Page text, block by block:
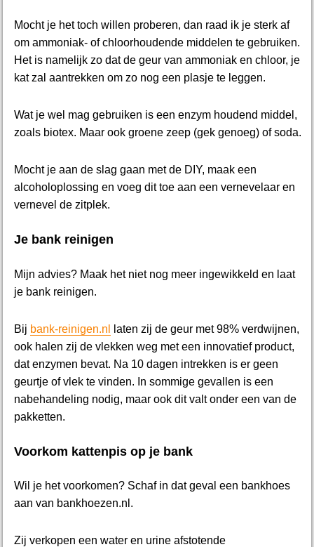
Mocht je het toch willen proberen, dan raad ik je sterk af
om ammoniak- of chloorhoudende middelen te gebruiken.
Het is namelijk zo dat de geur van ammoniak en chloor, je
kat zal aantrekken om zo nog een plasje te leggen.
Wat je wel mag gebruiken is een enzym houdend middel,
zoals biotex. Maar ook groene zeep (gek genoeg) of soda.
Mocht je aan de slag gaan met de DIY, maak een
alcoholoplossing en voeg dit toe aan een vernevelaar en
vernevel de zitplek.
Je bank reinigen
Mijn advies? Maak het niet nog meer ingewikkeld en laat
je bank reinigen.
Bij bank-reinigen.nl
laten zij de geur met 98% verdwijnen,
ook halen zij de vlekken weg met een innovatief product,
dat enzymen bevat. Na 10 dagen intrekken is er geen
geurtje of vlek te vinden. In sommige gevallen is een
nabehandeling nodig, maar ook dit valt onder een van de
pakketten.
Voorkom kattenpis op je bank
Wil je het voorkomen? Schaf in dat geval een bankhoes
aan van bankhoezen.nl.
Zij verkopen een water en urine afstotende